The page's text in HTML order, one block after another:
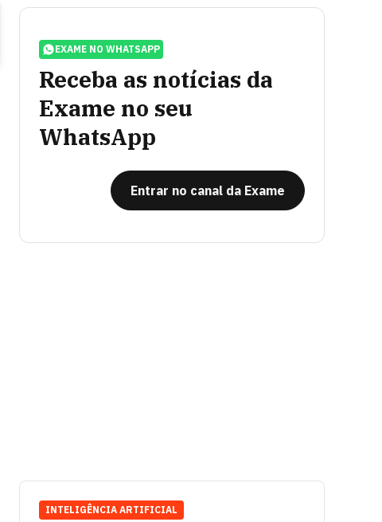
EXAME NO WHATSAPP
Receba as notícias da
Exame no seu
WhatsApp
Entrar no canal da Exame
INTELIGÊNCIA ARTIFICIAL